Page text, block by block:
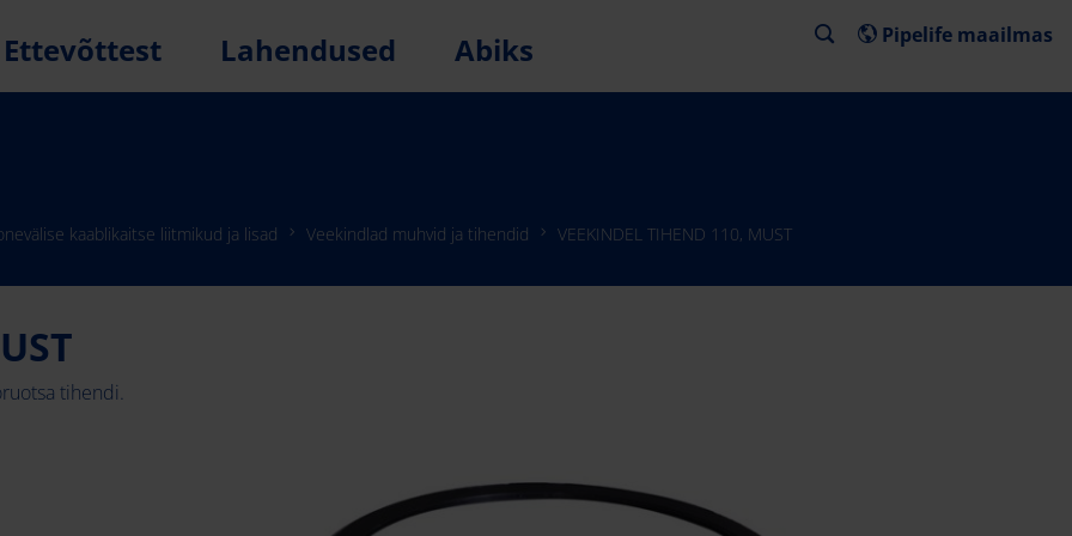
Ettevõttest Lahendused Abiks Pipelife maailmas
kaablikaitse liitmikud ja lisad Veekindlad muhvid ja tihendid VEEKINDEL TIHEND 110, MUST
tihendi.